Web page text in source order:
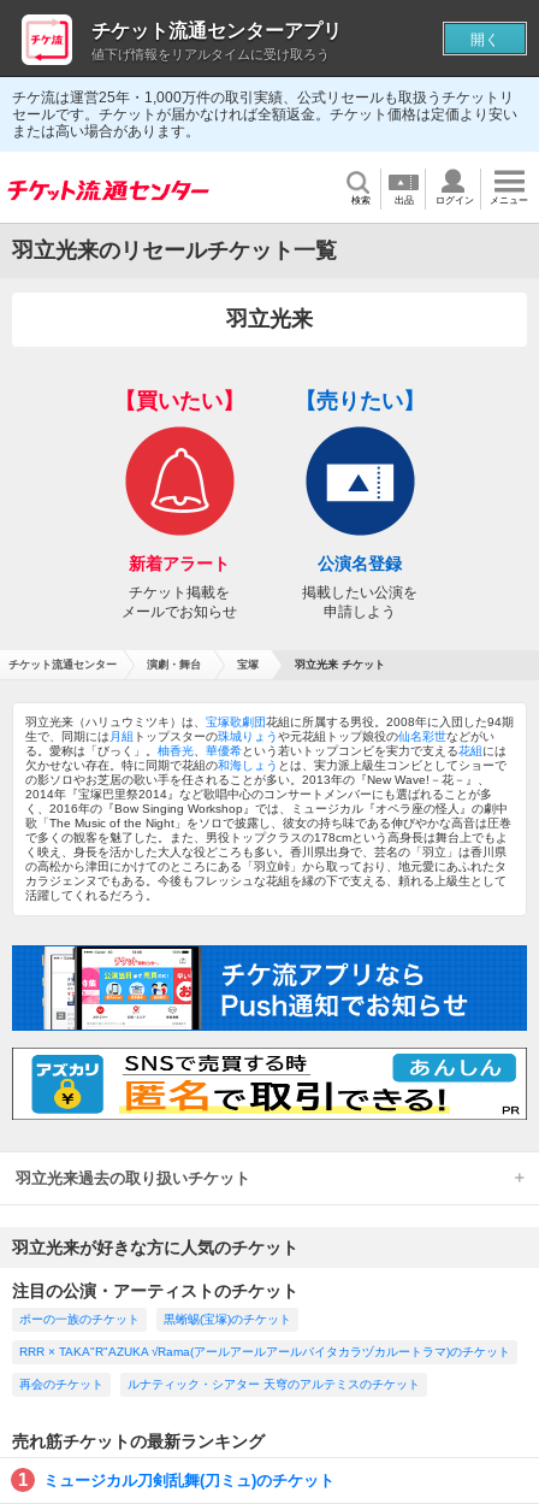
チケ流は運営25年・1,000万件の取引実績、公式リセールも取扱うチケットリ
セールです。チケットが届かなければ全額返金。チケット価格は定価より安い
または高い場合があります。
検索 出品 ログイン メニュー
羽立光来のリセールチケット一覧
羽立光来
【買いたい】
新着アラート
チケット掲載を
メールでお知らせ
【売りたい】
公演名登録
掲載したい公演を
申請しよう
チケット流通センター 演劇・舞台 宝塚 羽立光来 チケット
羽立光来（ハリュウミツキ）は、 宝塚歌劇団花組に所属する男役。2008年に入団した94期
生で、同期には 月組 トップスターの珠城りょうや元花組トップ娘役の仙名彩世などがい
る。愛称は「びっく」。 柚香光 華優希という若いトップコンビを実力で支える花組には
欠かせない存在。特に同期で花組の和海しょう とは、実力派上級生コンビとしてショーで
の影ソロやお芝居の歌い手を任されることが多い。2013年の『New Wave!－花－』、
2014年『宝塚巴里祭2014』など歌唱中心のコンサートメンバーにも選ばれることが多
く、2016年の『Bow Singing Workshop』では、ミュージカル『オペラ座の怪人』の劇中
歌「The Music of the Night」をソロで披露し、彼女の持ち味である伸びやかな高音は圧巻
で多くの観客を魅了した。また、男役トップクラスの178cmという高身長は舞台上でもよ
く映え、身長を活かした大人な役どころも多い。香川県出身で、芸名の「羽立」は香川県
の高松から津田にかけてのところにある「羽立峠」から取っており、地元愛にあふれたタ
カラジェンヌでもある。今後もフレッシュな花組を縁の下で支える、頼れる上級生として
活躍してくれるだろう。
羽立光来過去の取り扱いチケット
羽立光来が好きな方に人気のチケット
注目の公演・アーティストのチケット
ポーの一族のチケット 黒蜥蜴(宝塚)のチケット
RRR × TAKA"R"AZUKA √Rama(アールアールアールバイタカラヅカルートラマ)のチケット
再会のチケット ルナティック・シアター 天穹のアルテミスのチケット
売れ筋チケットの最新ランキング
ミュージカル刀剣乱舞(刀ミュ)のチケット
チケット流通センターアプリ
値下げ情報をリアルタイムに受け取ろう
開く